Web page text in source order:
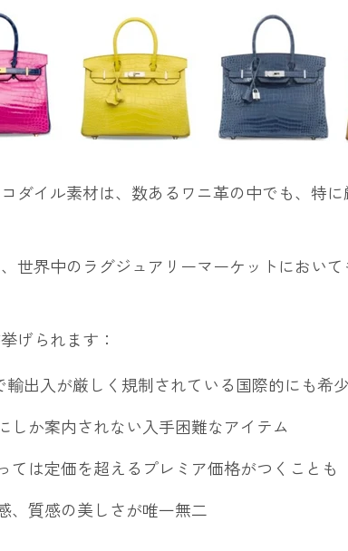
ダイル素材は、数あるワニ革の中でも、特
世界中のラグジュアリーマーケットにおい
げられます：
輸出入が厳しく規制されている国際的にも希
しか案内されない入手困難なアイテム
ては定価を超えるプレミア価格がつくことも
、質感の美しさが唯一無二